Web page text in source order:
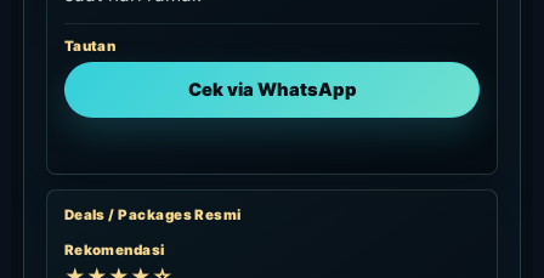
Tautan
Cek via WhatsApp
Deals / Packages Resmi
Rekomendasi
★★★★☆